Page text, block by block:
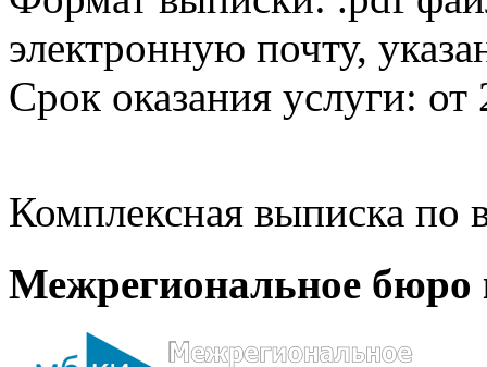
электронную почту,
Срок оказания услуги: от
Комплексная выписка
Межрегиональное бюро